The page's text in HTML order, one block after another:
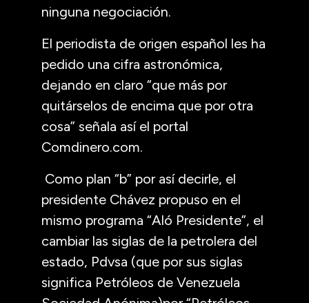
ninguna negociación.
El periodista de origen español les ha
pedido una cifra astronómica,
dejando en claro “que más por
quitárselos de encima que por otra
cosa” señala así el portal
Comdinero.com.
Como plan “b” por así decirle, el
presidente Chávez propuso en el
mismo programa “Aló Presidente”, el
cambiar las siglas de la petrolera del
estado, Pdvsa (que por sus siglas
significa Petróleos de Venezuela